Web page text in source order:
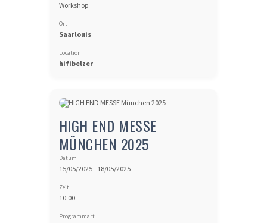
Workshop
Ort
Saarlouis
Location
hifibelzer
HIGH END MESSE
MÜNCHEN 2025
Datum
15/05/2025 - 18/05/2025
Zeit
10:00
Programmart